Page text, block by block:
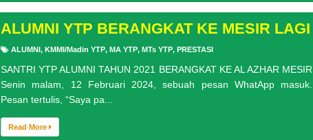
ALUMNI YTP BERANGKAT KE MESIR LAGI
ALUMNI, KMMI/Madin YTP, MA YTP, MTs YTP, PRESTASI
SANTRI YTP ALUMNI TAHUN 2021 BERANGKAT KE AL AZHAR MESIR
Senin malam, 12 Februari 2024, sebuah pesan WhatApp masuk.
Pesan tertulis, “Saya pa...
Read More